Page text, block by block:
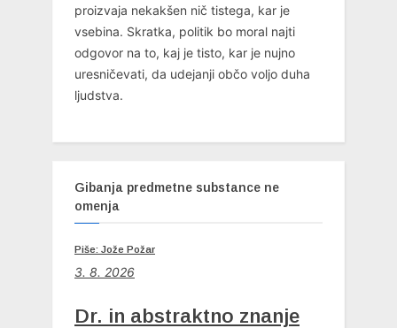
proizvaja nekakšen nič tistega, kar je
vsebina. Skratka, politik bo moral najti
odgovor na to, kaj je tisto, kar je nujno
uresničevati, da udejanji občo voljo duha
ljudstva.
Gibanja predmetne substance ne
omenja
Piše: Jože Požar
3. 8. 2026
Dr. in abstraktno znanje